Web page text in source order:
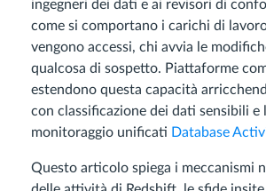
ingegneri dei dati e ai revisori di
come si comportano i carichi di
vengono accessi, chi avvia le
qualcosa di sospetto. Piattaforme
estendono questa capacità
con classificazione dei dati sensibili e
monitoraggio unificati Database
Questo articolo spiega i meccanismi